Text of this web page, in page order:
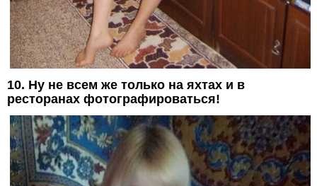
10. Ну не всем же только на яхтах и в
ресторанах фотографироваться!